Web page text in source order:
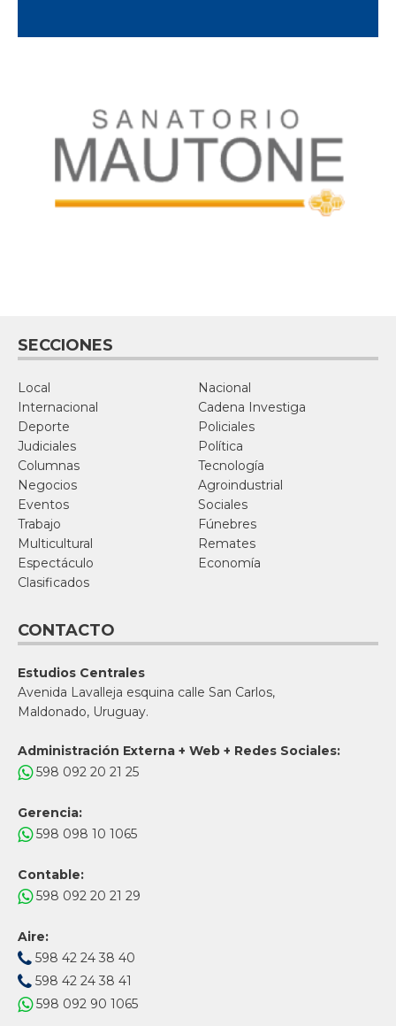
SECCIONES
Local
Nacional
Internacional
Cadena Investiga
Deporte
Policiales
Judiciales
Política
Columnas
Tecnología
Negocios
Agroindustrial
Eventos
Sociales
Trabajo
Fúnebres
Multicultural
Remates
Espectáculo
Economía
Clasificados
CONTACTO
Estudios Centrales
Avenida Lavalleja esquina calle San Carlos,
Maldonado, Uruguay.
Administración Externa + Web + Redes Sociales:
598 092 20 21 25
Gerencia:
598 098 10 1065
Contable:
598 092 20 21 29
Aire:
598 42 24 38 40
598 42 24 38 41
598 092 90 1065